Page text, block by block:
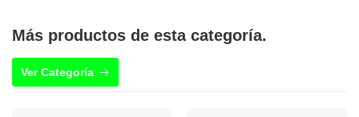
Más productos de esta categoría.
Ver Categoría